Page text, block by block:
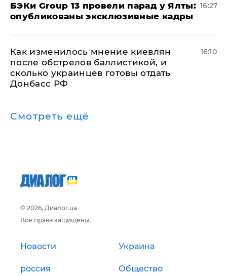
​БЭКи Group 13 провели парад у Ялты:
опубликованы эксклюзивные кадры
16:27
Как изменилось мнение киевлян
после обстрелов баллистикой, и
сколько украинцев готовы отдать
Донбасс РФ
16:10
Смотреть ещё
© 2026, Диалог.ua
Все права защищены.
Новости Украина
россия Общество